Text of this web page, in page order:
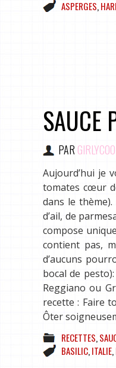
ASPERGES,
SAUCE
PAR
Aujourd’hui je
tomates cœur
dans le
d’ail, de
compose
contient pas,
d’aucuns
bocal de
Reggiano ou
recette : Faire
Ôter
RECETTES,
BASILIC,ITALIE,